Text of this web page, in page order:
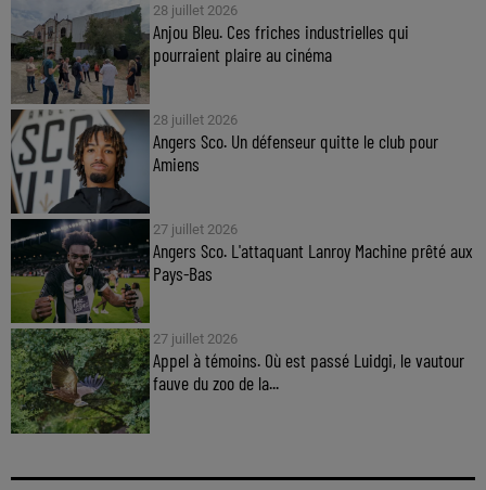
28 juillet 2026
Anjou Bleu. Ces friches industrielles qui
pourraient plaire au cinéma
28 juillet 2026
Angers Sco. Un défenseur quitte le club pour
Amiens
27 juillet 2026
Angers Sco. L'attaquant Lanroy Machine prêté aux
Pays-Bas
27 juillet 2026
Appel à témoins. Où est passé Luidgi, le vautour
fauve du zoo de la...